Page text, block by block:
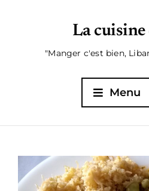
La
"Manger c'est bien,
Menu